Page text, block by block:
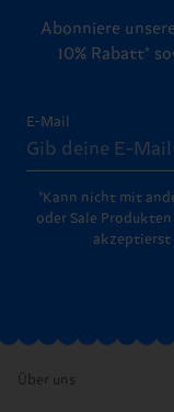
Abonniere
10% Rabatt*
E-Mail
*Kann nicht mit
oder Sale
akzeptierst
Über uns